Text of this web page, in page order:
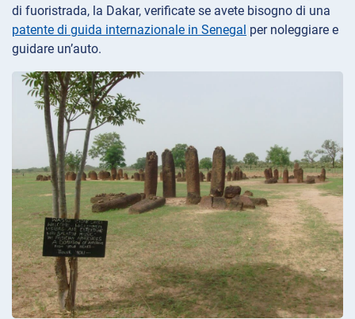
di fuoristrada, la Dakar, verificate se avete bisogno di una
patente di guida internazionale in Senegal per noleggiare e
guidare un’auto.